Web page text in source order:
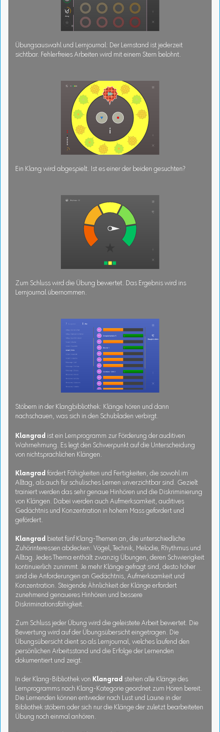
Übungsauswahl und Lernjournal: Der Lernstand ist jederzeit
sichtbar. Fehlerfreies Arbeiten wird mit einem Stern belohnt.
Ein Klang wird abgespielt. Ist es einer der beiden gesuchten?
Zum Schluss wird die Übung bewertet. Das Ergebnis wird ins
Lernjournal übernommen.
Stöbern in der Klangbibliothek: Klänge hören und dann
nachschauen, was sich in den Schubladen verbirgt.
Klangrad ist ein Lernprogramm zur Förderung der auditiven
Wahrnehmung. Es legt den Schwerpunkt auf die Unterscheidung
von nichtsprachlichen Klängen.
Klangrad fördert Fähigkeiten und Fertigkeiten, die sowohl im
Alltag, als auch für schulisches Lernen unverzichtbar sind. Gezielt
trainiert werden das sehr genaue Hinhören und die Diskriminierung
von Klängen. Dabei werden auch Aufmerksamkeit, auditives
Gedächtnis und Konzentration in hohem Mass gefordert und
gefördert.
Klangrad bietet fünf Klang-Themen an, die unterschiedliche
Zuhörinteressen abdecken: Vögel, Technik, Melodie, Rhythmus und
Alltag. Jedes Thema enthält zwanzig Übungen, deren Schwierigkeit
kontinuierlich zunimmt. Je mehr Klänge gefragt sind, desto höher
sind die Anforderungen an Gedächtnis, Aufmerksamkeit und
Konzentration. Steigende Ähnlichkeit der Klänge erfordert
zunehmend genaueres Hinhören und bessere
Diskriminationsfähigkeit.
Zum Schluss jeder Übung wird die geleistete Arbeit bewertet. Die
Bewertung wird auf der Übungsübersicht eingetragen. Die
Übungsübersicht dient so als Lernjournal, welches laufend den
persönlichen Arbeitsstand und die Erfolge der Lernenden
dokumentiert und zeigt.
In der Klang-Bibliothek von Klangrad stehen alle Klänge des
Lernprogramms nach Klang-Kategorie geordnet zum Hören bereit.
Die Lernenden können entweder nach Lust und Laune in der
Bibliothek stöbern oder sich nur die Klänge der zuletzt bearbeiteten
Übung noch einmal anhören.